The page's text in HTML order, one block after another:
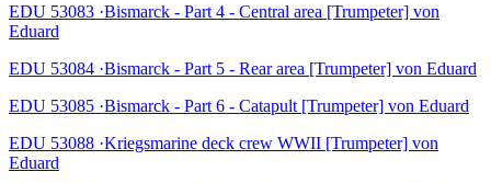
EDU 53083 ·Bismarck - Part 4 - Central area [Trumpeter] von
Eduard
EDU 53084 ·Bismarck - Part 5 - Rear area [Trumpeter] von Eduard
EDU 53085 ·Bismarck - Part 6 - Catapult [Trumpeter] von Eduard
EDU 53088 ·Kriegsmarine deck crew WWII [Trumpeter] von
Eduard